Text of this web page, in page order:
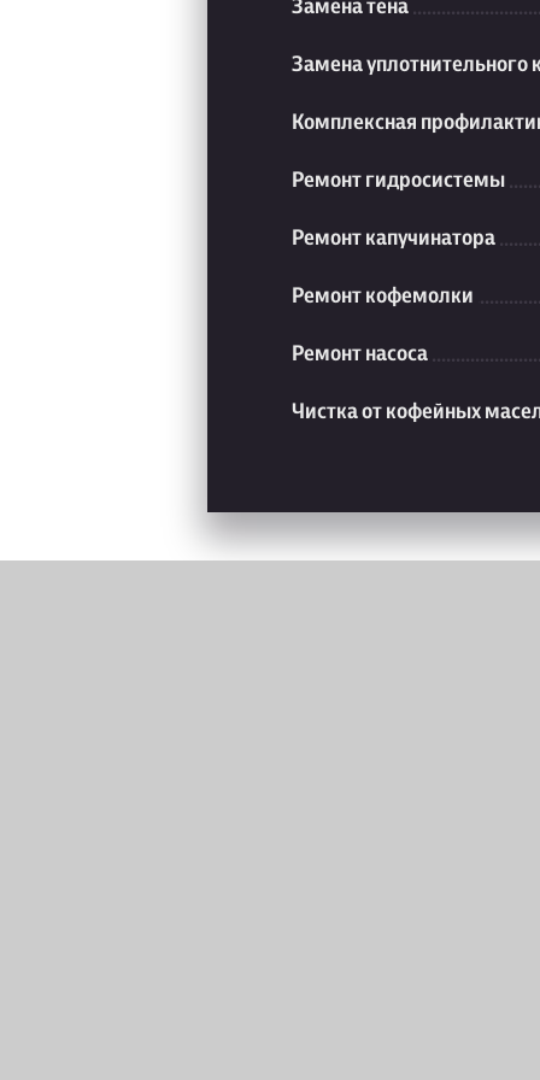
Замена тена
Замена уплотнительного
Комплексная
Ремонт гидросистемы
Ремонт капучинатора
Ремонт кофемолки
Ремонт насоса
Чистка от кофейных